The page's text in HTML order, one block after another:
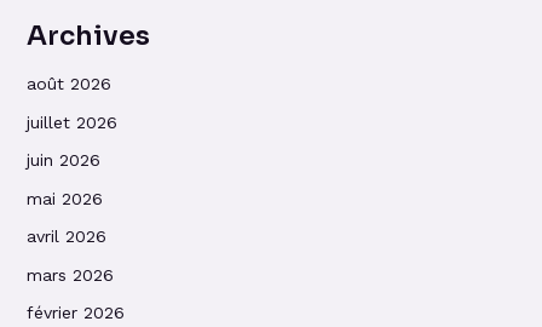
Archives
août 2026
juillet 2026
juin 2026
mai 2026
avril 2026
mars 2026
février 2026